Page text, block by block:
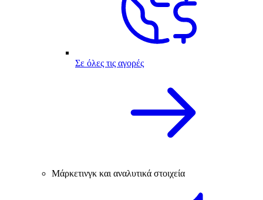
Σε όλες τις αγορές
Μάρκετινγκ και αναλυτικά στοιχεία